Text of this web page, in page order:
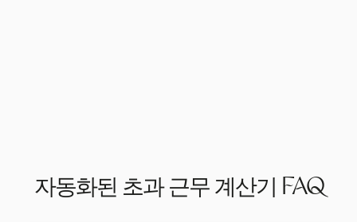
자동화된 초과 근무 계산기 FAQ